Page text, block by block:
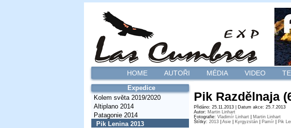
HOME AUTOŘI MÉDIA VIDEO
Expedice
Kolem světa 2019/2020
Altiplano 2014
Patagonie 2014
Pik Lenina 2013
Pik Razdělnaja
Přidáno: 25.11.2013 | Datum akce: 25.7.2013
Autor: Martin Linhart
Fotografie: Vladimír Linhart
Martin Linhart
Štítky: 2013 Asie Kyrgyzstán Pamír Pik